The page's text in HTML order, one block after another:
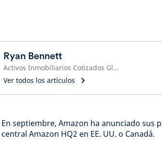
Ryan Bennett
Activos Inmobiliarios Cotizados Globales
Ver todos los artículos
En septiembre, Amazon ha anunciado sus
central Amazon HQ2 en EE. UU. o Canadá.